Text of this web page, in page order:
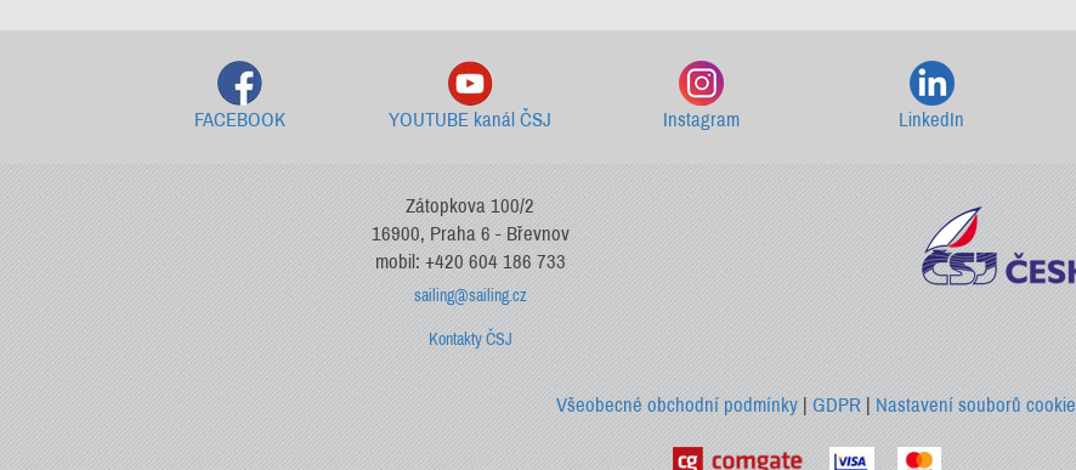
FACEBOOK YOUTUBE kanál ČSJ Instagram LinkedIn
Zátopkova 100/2
16900, Praha 6 - Břevnov
mobil: +420 604 186 733
sailing@sailing.cz
Kontakty ČSJ
Všeobecné obchodní podmínky| GDPR|Nastavení souborů cookie